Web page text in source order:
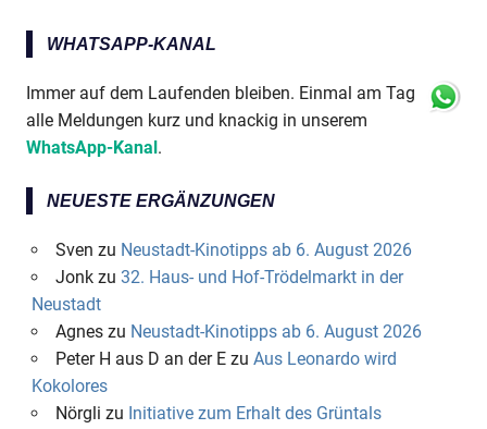
WHATSAPP-KANAL
Immer auf dem Laufenden bleiben. Einmal am Tag
alle Meldungen kurz und knackig in unserem
WhatsApp-Kanal .
NEUESTE ERGÄNZUNGEN
Sven zu Neustadt-Kinotipps ab 6. August 2026
Jonkzu 32. Haus- und Hof-Trödelmarkt in der
Neustadt
Agneszu Neustadt-Kinotipps ab 6. August 2026
Peter H aus D an der Ezu Aus Leonardo wird
Kokolores
Nörgli zu Initiative zum Erhalt des Grüntals